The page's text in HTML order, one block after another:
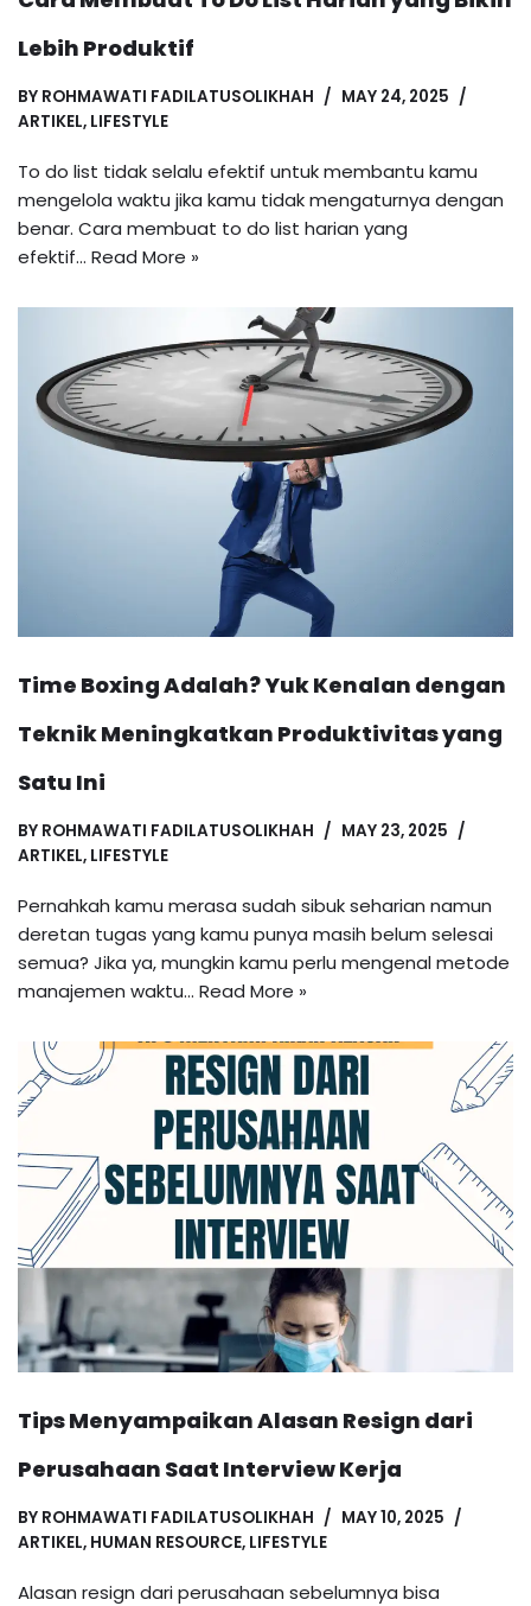
Lebih Produktif
BY ROHMAWATI FADILATUSOLIKHAH
MAY 24, 2025
ARTIKEL, LIFESTYLE
To do list tidak selalu efektif untuk membantu kamu
mengelola waktu jika kamu tidak mengaturnya dengan
benar. Cara membuat to do list harian yang
efektif… Read More »
Time Boxing Adalah? Yuk Kenalan dengan
Teknik Meningkatkan Produktivitas yang
Satu Ini
BY ROHMAWATI FADILATUSOLIKHAH
MAY 23, 2025
ARTIKEL, LIFESTYLE
Pernahkah kamu merasa sudah sibuk seharian namun
deretan tugas yang kamu punya masih belum selesai
semua? Jika ya, mungkin kamu perlu mengenal metode
manajemen waktu… Read More »
Tips Menyampaikan Alasan Resign dari
Perusahaan Saat Interview Kerja
BY ROHMAWATI FADILATUSOLIKHAH
MAY 10, 2025
ARTIKEL, HUMAN RESOURCE, LIFESTYLE
Alasan resign dari perusahaan sebelumnya bisa